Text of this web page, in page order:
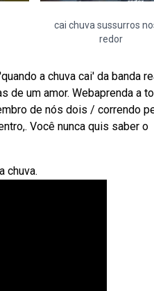
cai chuva sussurros
redor
a chuva cai' da banda
de um amor. Webaprenda a
de nós dois / correndo
Você nunca quis saber o
chuva.